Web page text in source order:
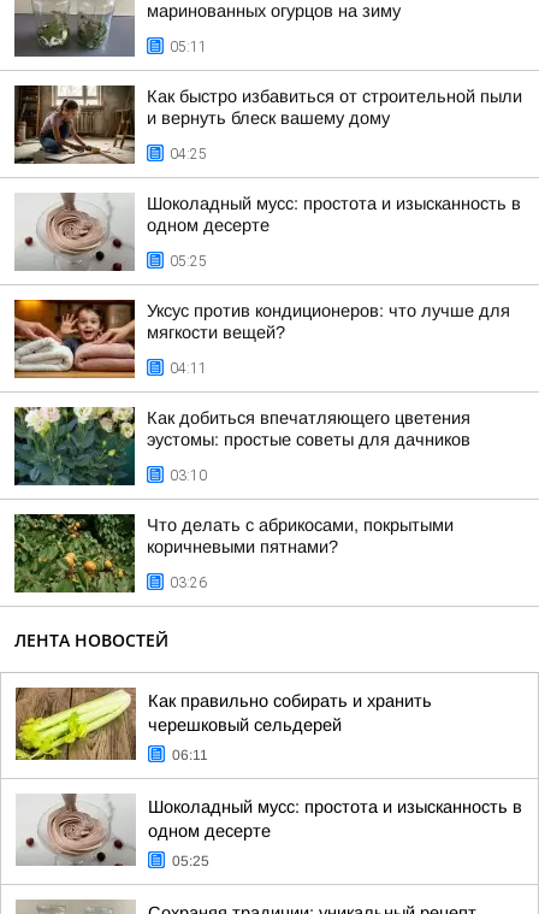
маринованных огурцов на зиму
05:11
Как быстро избавиться от строительной пыли
и вернуть блеск вашему дому
04:25
Шоколадный мусс: простота и изысканность в
одном десерте
05:25
Уксус против кондиционеров: что лучше для
мягкости вещей?
04:11
Как добиться впечатляющего цветения
эустомы: простые советы для дачников
03:10
Что делать с абрикосами, покрытыми
коричневыми пятнами?
03:26
ЛЕНТА НОВОСТЕЙ
Как правильно собирать и хранить
черешковый сельдерей
06:11
Шоколадный мусс: простота и изысканность в
одном десерте
05:25